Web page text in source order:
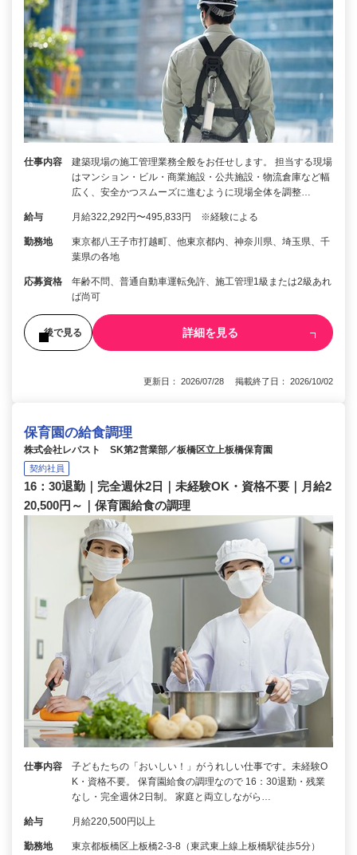
仕事内容
建築現場の施工管理業務全般をお任せします。 担当する現場
はマンション・ビル・商業施設・公共施設・物流倉庫など幅
広く、安全かつスムーズに進むように現場全体を調整…
給与 月給322,292円〜495,833円 ※経験による
勤務地
東京都八王子市打越町、他東京都内、神奈川県、埼玉県、千
葉県の各地
応募資格
年齢不問、普通自動車運転免許、施工管理1級または2級あれ
ば尚可
後で見る 詳細を見る
更新日： 2026/07/28 掲載終了日： 2026/10/02
保育園の給食調理
株式会社レパスト SK第2営業部／板橋区立上板橋保育園
契約社員
16：30退勤｜完全週休2日｜未経験OK・資格不要｜月給2
20,500円～｜保育園給食の調理
仕事内容
子どもたちの「おいしい！」がうれしい仕事です。未経験O
K・資格不要。 保育園給食の調理なので 16：30退勤・残業
なし・完全週休2日制。 家庭と両立しながら…
給与 月給220,500円以上
勤務地 東京都板橋区上板橋2-3-8（東武東上線上板橋駅徒歩5分）